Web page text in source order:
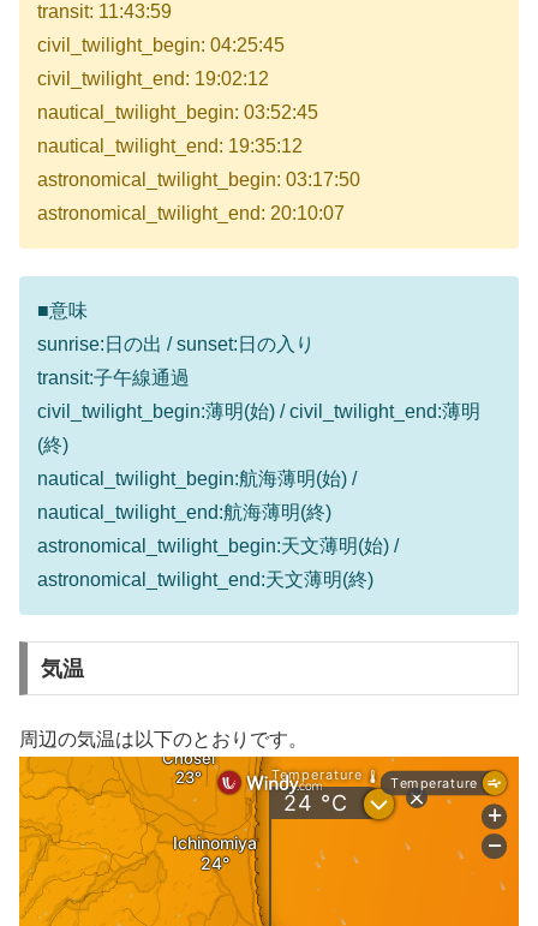
transit: 11:43:59
civil_twilight_begin: 04:25:45
civil_twilight_end: 19:02:12
nautical_twilight_begin: 03:52:45
nautical_twilight_end: 19:35:12
astronomical_twilight_begin: 03:17:50
astronomical_twilight_end: 20:10:07
■意味
sunrise:日の出 / sunset:日の入り
transit:子午線通過
civil_twilight_begin:薄明(始) / civil_twilight_end:薄明
(終)
nautical_twilight_begin:航海薄明(始) /
nautical_twilight_end:航海薄明(終)
astronomical_twilight_begin:天文薄明(始) /
astronomical_twilight_end:天文薄明(終)
気温
周辺の気温は以下のとおりです。